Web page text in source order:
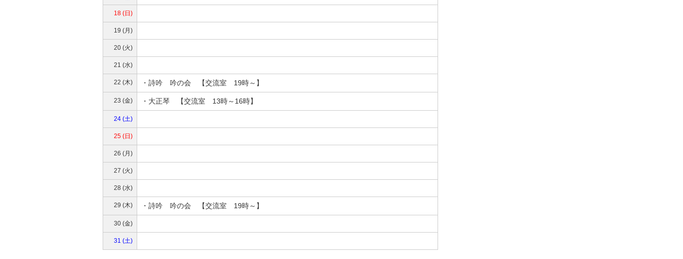
18 (日)
19 (月)
20 (火)
21 (水)
22 (木) ・詩吟 吟の会 【交流室 19時～】
23 (金) ・大正琴 【交流室 13時～16時】
24 (土)
25 (日)
26 (月)
27 (火)
28 (水)
29 (木) ・詩吟 吟の会 【交流室 19時～】
30 (金)
31 (土)